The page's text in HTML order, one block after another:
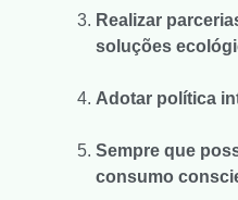
Realizar
soluções
Adotar política
Sempre que
consumo